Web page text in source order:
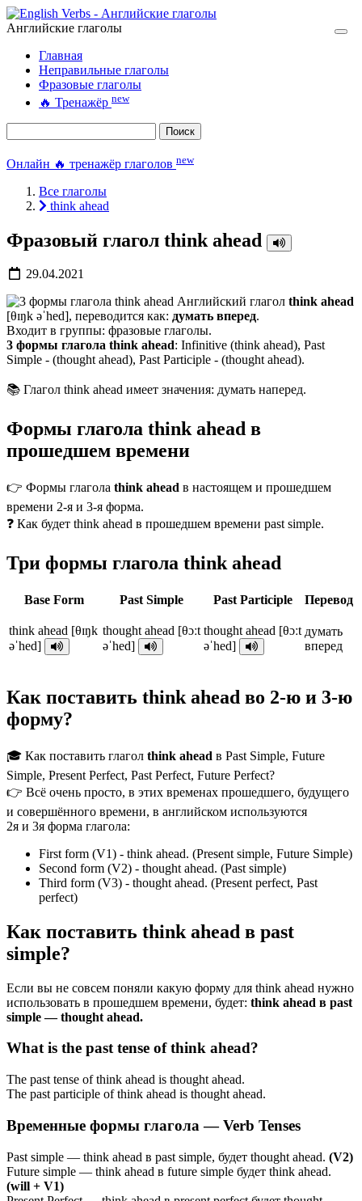
Английские глаголы
Главная
Неправильные глаголы
Фразовые глаголы
🔥 Тренажёр new
Поиск
Онлайн 🔥 тренажёр глаголов new
Все глаголы
think ahead
Фразовый глагол think ahead
29.04.2021
Английский глагол think ahead
[θɪŋk əˈhed], переводится как: думать вперед.
Входит в группы: фразовые глаголы.
3 формы глагола think ahead: Infinitive (think ahead), Past
Simple - (thought ahead), Past Participle - (thought ahead).
📚 Глагол think ahead имеет значения: думать наперед.
Формы глагола think ahead в
прошедшем времени
👉 Формы глагола think ahead в настоящем и прошедшем
времени 2-я и 3-я форма.
❓ Как будет think ahead в прошедшем времени past simple.
Три формы глагола think ahead
Base Form Past Simple Past Participle Перевод
think ahead [θɪŋk
əˈhed]
thought ahead [θɔːt
əˈhed]
thought ahead [θɔːt
əˈhed]
думать
вперед
Как поставить think ahead во 2-ю и 3-ю
форму?
🎓 Как поставить глагол think ahead в Past Simple, Future
Simple, Present Perfect, Past Perfect, Future Perfect?
👉 Всё очень просто, в этих временах прошедшего, будущего
и совершённого времени, в английском используются
2я и 3я форма глагола:
First form (V1) - think ahead. (Present simple, Future Simple)
Second form (V2) - thought ahead. (Past simple)
Third form (V3) - thought ahead. (Present perfect, Past
perfect)
Как поставить think ahead в past
simple?
Если вы не совсем поняли какую форму для think ahead нужно
использовать в прошедшем времени, будет: think ahead в past
simple — thought ahead.
What is the past tense of think ahead?
The past tense of think ahead is thought ahead.
The past participle of think ahead is thought ahead.
Временные формы глагола — Verb Tenses
Past simple — think ahead в past simple, будет thought ahead. (V2)
Future simple — think ahead в future simple будет think ahead.
(will + V1)